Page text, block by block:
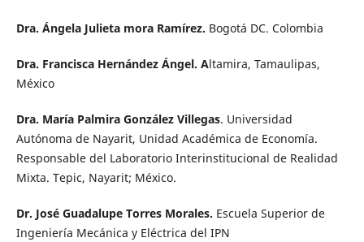
Dra. Ángela Julieta mora Ramírez. Bogotá DC. Colombia
Dra. Francisca Hernández Ángel. Altamira, Tamaulipas,
México
Dra. María Palmira González Villegas. Universidad
Autónoma de Nayarit, Unidad Académica de Economía.
Responsable del Laboratorio Interinstitucional de Realidad
Mixta. Tepic, Nayarit; México.
Dr. José Guadalupe Torres Morales. Escuela Superior de
Ingeniería Mecánica y Eléctrica del IPN